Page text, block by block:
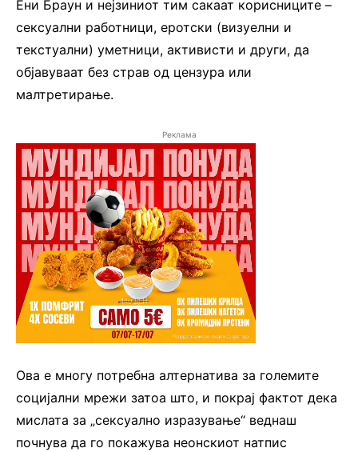
Ени Браун и нејзиниот тим сакаат корисниците –
сексуални работници, еротски (визуелни и
текстуални) уметници, активисти и други, да
објавуваат без страв од цензура или
малтретирање.
Реклама
Ова е многу потребна алтернатива за големите
социјални мрежи затоа што, и покрај фактот дека
мислата за „сексуално изразување“ веднаш
почнува да го покажува неонскиот натпис